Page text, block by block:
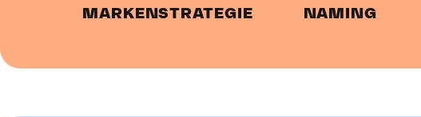
MARKENSTRATEGIE NAMING